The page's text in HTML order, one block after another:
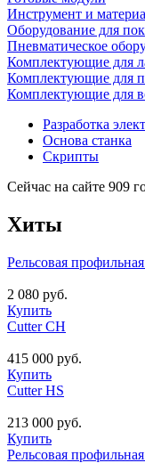
Инструмент и
Оборудование для
Пневматическое
Комплектующие для
Комплектующие для
Комплектующие для
Разработка
Основа станка
Скрипты
Сейчас на сайте 909
Хиты
Рельсовая
2 080 руб.
Купить
Cutter CH
415 000 руб.
Купить
Cutter HS
213 000 руб.
Купить
Рельсовая